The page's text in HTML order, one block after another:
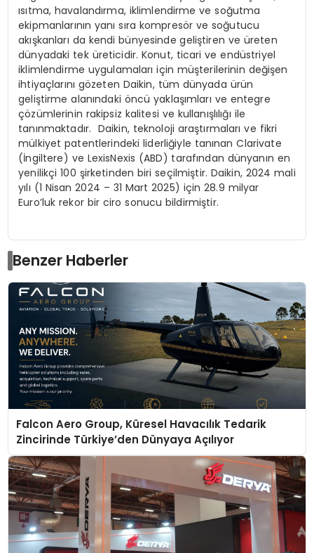
ısıtma, havalandırma, iklimlendirme ve soğutma
ekipmanlarının yanı sıra kompresör ve soğutucu
akışkanları da kendi bünyesinde geliştiren ve üreten
dünyadaki tek üreticidir. Konut, ticari ve endüstriyel
iklimlendirme uygulamaları için müşterilerinin değişen
ihtiyaçlarını gözeten Daikin, tüm dünyada ürün
geliştirme alanındaki öncü yaklaşımları ve entegre
çözümlerinin rakipsiz kalitesi ve kullanışlılığı ile
tanınmaktadır. Daikin, teknoloji araştırmaları ve fikri
mülkiyet patentlerindeki liderliğiyle tanınan Clarivate
(İngiltere) ve LexisNexis (ABD) tarafından dünyanın en
yenilikçi 100 şirketinden biri seçilmiştir. Daikin, 2024 mali
yılı (1 Nisan 2024 – 31 Mart 2025) için 28.9 milyar
Euro’luk rekor bir ciro sonucu bildirmiştir.
Benzer Haberler
Falcon Aero Group, Küresel Havacılık Tedarik
Zincirinde Türkiye’den Dünyaya Açılıyor